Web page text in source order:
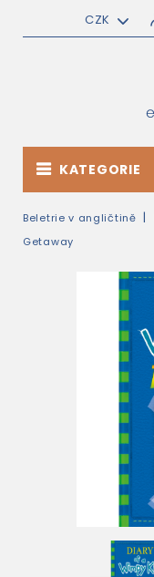
CZK
KATEGORIE
Beletrie v angličtině
Getaway